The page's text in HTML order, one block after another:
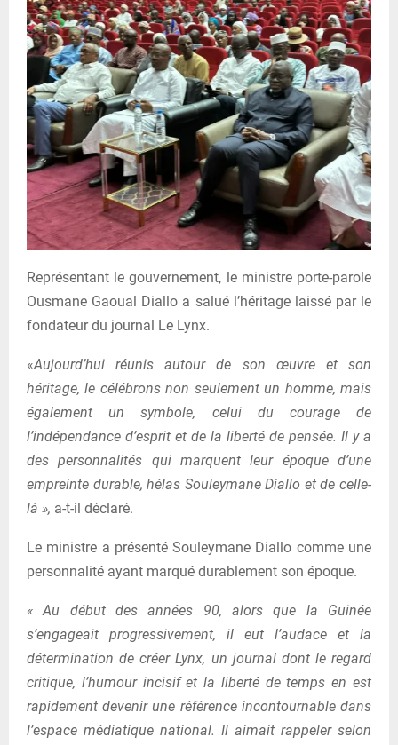
Représentant le gouvernement, le ministre porte-parole
Ousmane Gaoual Diallo a salué l’héritage laissé par le
fondateur du journal Le Lynx.
«Aujourd’hui réunis autour de son œuvre et son
héritage, le célébrons non seulement un homme, mais
également un symbole, celui du courage de
l’indépendance d’esprit et de la liberté de pensée. Il y a
des personnalités qui marquent leur époque d’une
empreinte durable, hélas Souleymane Diallo et de celle-
là », a-t-il déclaré.
Le ministre a présenté Souleymane Diallo comme une
personnalité ayant marqué durablement son époque.
« Au début des années 90, alors que la Guinée
s’engageait progressivement, il eut l’audace et la
détermination de créer Lynx, un journal dont le regard
critique, l’humour incisif et la liberté de temps en est
rapidement devenir une référence incontournable dans
l’espace médiatique national. Il aimait rappeler selon